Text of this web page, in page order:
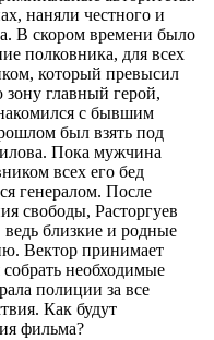
наняли честного и
В скором времени было
полковника, для всех
который превысил
главный герой,
с бывшим
был взять под
Пока мужчина
всех его бед
генералом. После
свободы, Расторгуев
ведь близкие и родные
Вектор принимает
необходимые
полиции за все
Как будут
фильма?